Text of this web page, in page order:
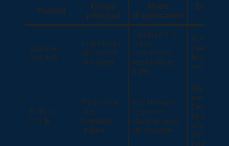
Produit
Usage
principal
Mode
d’application
Erreurs
éviter
Graisse
silicone
Lubrifier et
préserver
les joints
Appliquer en
mince
couche sur
les joints et
tiges
Éviter
mettre sur
les
Ruban
PTFE
Étanchéité
des
filetages
mâles
6 à 10 tours
réguliers
dans le sens
du vissage
Ne pas
enrouler à
l’envers ni
laisser
dépasser
dans
l’orifice